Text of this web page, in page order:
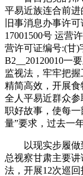
平易近族连合前
旧事消息办事许
17001500号 运营
营许可证编号:(甘)
B2__20120010一
监视法，牢牢把
精简高效，开展
全人平易近群众
职好故事，使每
量”要求，过去一年
以现实步履做
总视察甘肃主要
法，开展12次巡回